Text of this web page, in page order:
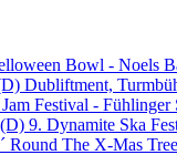
Bowl - Noels
Dubliftment,
Festival -
9. Dynamite Ska
Round The X-Mas